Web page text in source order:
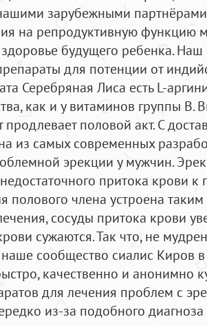
зарубежными
на репродуктивную функцию
будущего ребенка.
для потенции от
Серебряная Лиса есть L-
как и у витаминов группы В.
продлевает половой акт. С
из самых современных
эрекции у мужчин.
притока крови к
полового члена устроена
сосуды притока крови
сужаются. Так что, не
наше сообщество сиалис Киров
качественно и анонимно
для лечения проблем с
из-за подобного